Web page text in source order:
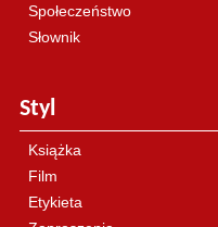
Społeczeństwo
Słownik
Styl
Książka
Film
Etykieta